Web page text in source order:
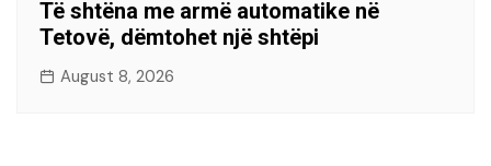
Të shtëna me armë automatike në
Tetovë, dëmtohet një shtëpi
August 8, 2026